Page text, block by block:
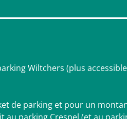
Wiltchers (plus
de parking et pour un